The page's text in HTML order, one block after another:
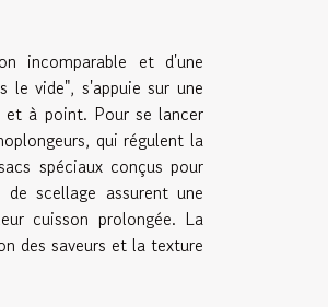
incomparable et d'une
le vide", s'appuie sur une
et à point. Pour se lancer
qui régulent la
spéciaux conçus pour
scellage assurent une
cuisson prolongée. La
des saveurs et la texture